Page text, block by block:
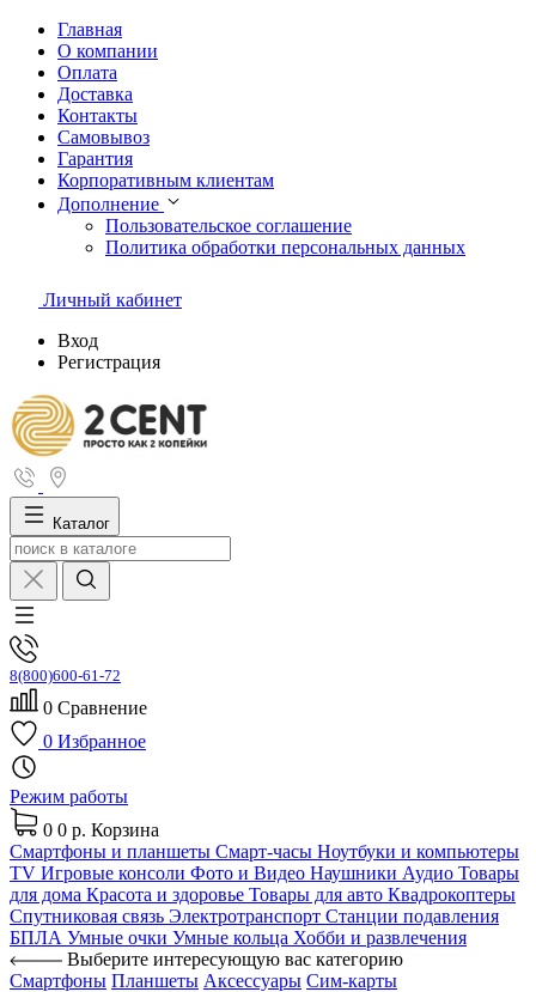
Главная
О компании
Оплата
Доставка
Контакты
Самовывоз
Гарантия
Корпоративным клиентам
Дополнение
Пользовательское соглашение
Политика обработки персональных данных
Личный кабинет
Вход
Регистрация
Каталог
8(800)600-61-72
0 Сравнение
0 Избранное
Режим работы
0 0 р. Корзина
Смартфоны и планшеты Смарт-часы Ноутбуки и компьютеры
TV Игровые консоли Фото и Видео Наушники Аудио Товары
для дома Красота и здоровье Товары для авто Квадрокоптеры
Спутниковая связь Электротранспорт Станции подавления
БПЛА Умные очки Умные кольца Хобби и развлечения
Выберите интересующую вас категорию
Смартфоны Планшеты Аксессуары Сим-карты